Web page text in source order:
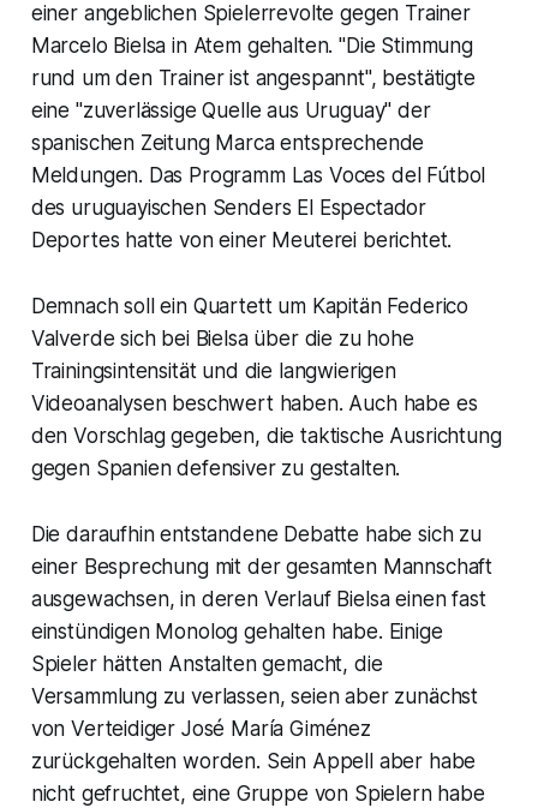
einer angeblichen Spielerrevolte gegen Trainer
Marcelo Bielsa in Atem gehalten. "Die Stimmung
rund um den Trainer ist angespannt", bestätigte
eine "zuverlässige Quelle aus Uruguay" der
spanischen Zeitung Marca entsprechende
Meldungen. Das Programm Las Voces del Fútbol
des uruguayischen Senders El Espectador
Deportes hatte von einer Meuterei berichtet.
Demnach soll ein Quartett um Kapitän Federico
Valverde sich bei Bielsa über die zu hohe
Trainingsintensität und die langwierigen
Videoanalysen beschwert haben. Auch habe es
den Vorschlag gegeben, die taktische Ausrichtung
gegen Spanien defensiver zu gestalten.
Die daraufhin entstandene Debatte habe sich zu
einer Besprechung mit der gesamten Mannschaft
ausgewachsen, in deren Verlauf Bielsa einen fast
einstündigen Monolog gehalten habe. Einige
Spieler hätten Anstalten gemacht, die
Versammlung zu verlassen, seien aber zunächst
von Verteidiger José María Giménez
zurückgehalten worden. Sein Appell aber habe
nicht gefruchtet, eine Gruppe von Spielern habe